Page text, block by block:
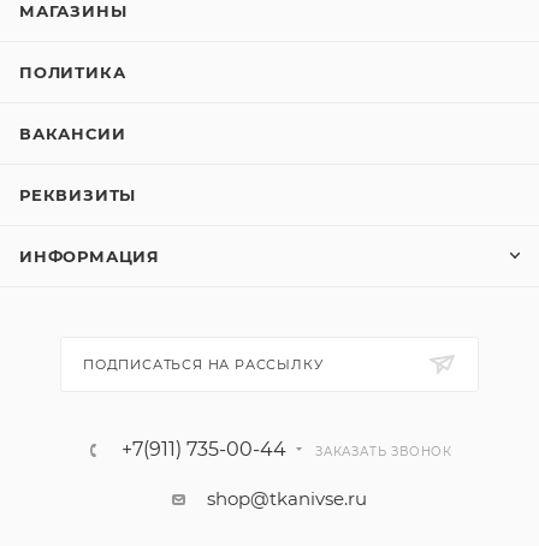
МАГАЗИНЫ
ПОЛИТИКА
ВАКАНСИИ
РЕКВИЗИТЫ
ИНФОРМАЦИЯ
ПОДПИСАТЬСЯ НА РАССЫЛКУ
+7(911) 735-00-44 ЗАКАЗАТЬ ЗВОНОК
shop@tkanivse.ru